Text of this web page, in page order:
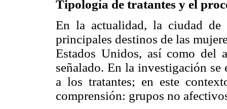
Tipología de tratantes y el
En la actualidad, la ciudad
principales destinos de las
Estados Unidos, así como del
señalado. En la investigación
a los tratantes; en este
comprensión: grupos no